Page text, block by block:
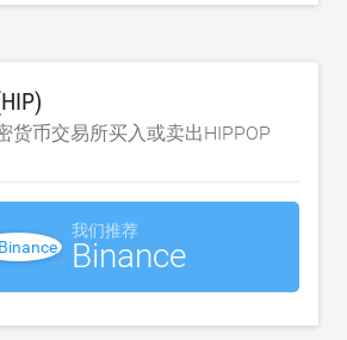
货币交易所买入或卖出HIPPOP
我们推荐
Binance